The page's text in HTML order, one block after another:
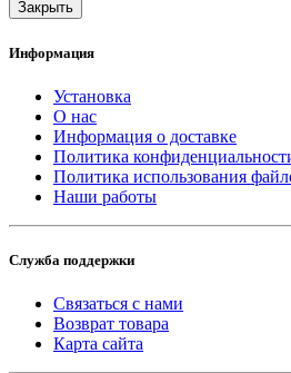
Закрыть
Информация
Установка
О нас
Информация о доставке
Политика
Политика использования
Наши работы
Служба поддержки
Связаться с нами
Возврат товара
Карта сайта